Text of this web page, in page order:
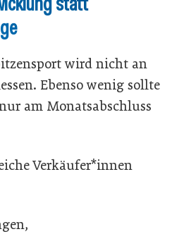
wird nicht an
Ebenso wenig sollte
am Monatsabschluss
Verkäufer*innen